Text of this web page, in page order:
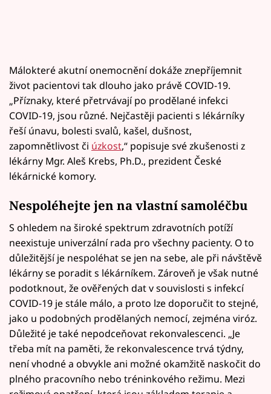
Málokteré akutní onemocnění dokáže znepříjemnit
život pacientovi tak dlouho jako právě COVID-19.
„Příznaky, které přetrvávají po prodělané infekci
COVID-19, jsou různé. Nejčastěji pacienti s lékárníky
řeší únavu, bolesti svalů, kašel, dušnost,
zapomnětlivost či úzkost,“ popisuje své zkušenosti z
lékárny Mgr. Aleš Krebs, Ph.D., prezident České
lékárnické komory.
Nespoléhejte jen na vlastní samoléčbu
S ohledem na široké spektrum zdravotních potíží
neexistuje univerzální rada pro všechny pacienty. O to
důležitější je nespoléhat se jen na sebe, ale při návštěvě
lékárny se poradit s lékárníkem. Zároveň je však nutné
podotknout, že ověřených dat v souvislosti s infekcí
COVID-19 je stále málo, a proto lze doporučit to stejné,
jako u podobných prodělaných nemocí, zejména viróz.
Důležité je také nepodceňovat rekonvalescenci. „Je
třeba mít na paměti, že rekonvalescence trvá týdny,
není vhodné a obvykle ani možné okamžitě naskočit do
plného pracovního nebo tréninkového režimu. Mezi